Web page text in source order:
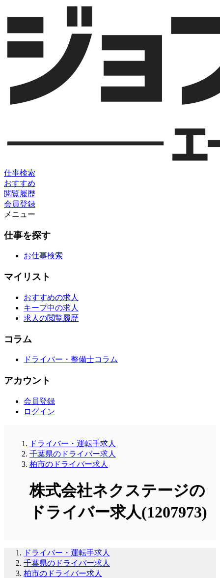
仕事検索
おすすめ
閲覧履歴
会員登録
メニュー
仕事を探す
お仕事検索
マイリスト
おすすめの求人
キープ中の求人
求人の閲覧履歴
コラム
ドライバー・整備士コラム
アカウント
会員登録
ログイン
ドライバー・運転手求人
千葉県のドライバー求人
柏市のドライバー求人
株式会社ネクステージの
ドライバー求人(1207973)
ドライバー・運転手求人
千葉県のドライバー求人
柏市のドライバー求人